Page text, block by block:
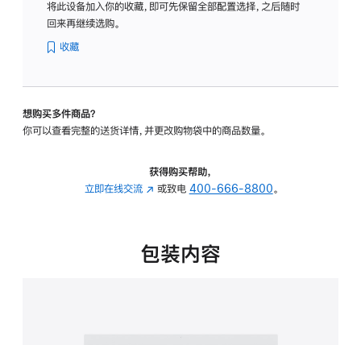
璃
转
的
将此设备加入你的收藏，即可先保留全部配置选择，之后随时
回来再继续选购。
收藏
想购买多件商品？
你可以查看完整的送货详情，并更改购物袋中的商品数量。
获得购买帮助，
立即在线交流 (在
中
或致电 400-666-8800。
包装内容